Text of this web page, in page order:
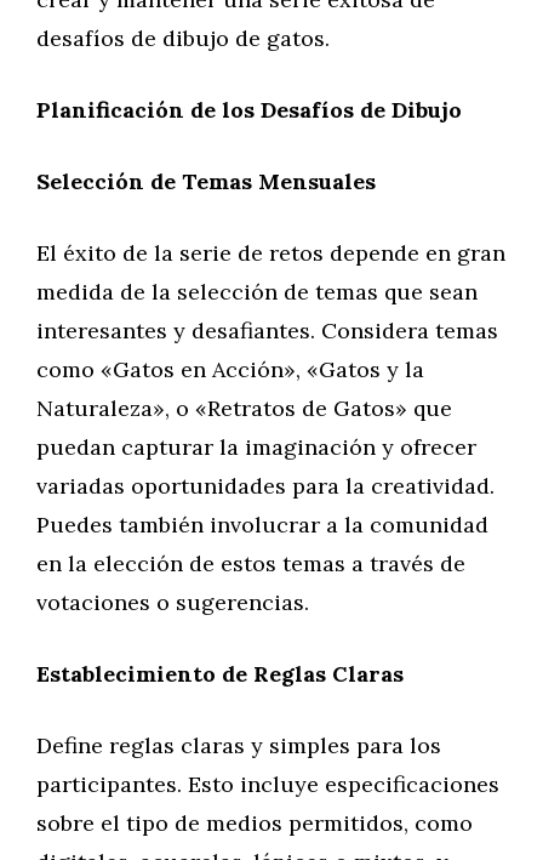
desafíos de dibujo de gatos.
Planificación de los Desafíos de Dibujo
Selección de Temas Mensuales
El éxito de la serie de retos depende en gran
medida de la selección de temas que sean
interesantes y desafiantes. Considera temas
como «Gatos en Acción», «Gatos y la
Naturaleza», o «Retratos de Gatos» que
puedan capturar la imaginación y ofrecer
variadas oportunidades para la creatividad.
Puedes también involucrar a la comunidad
en la elección de estos temas a través de
votaciones o sugerencias.
Establecimiento de Reglas Claras
Define reglas claras y simples para los
participantes. Esto incluye especificaciones
sobre el tipo de medios permitidos, como